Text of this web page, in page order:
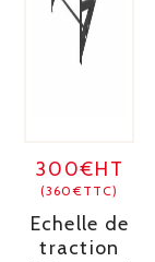
300€HT
(360€TTC)
Echelle de
traction